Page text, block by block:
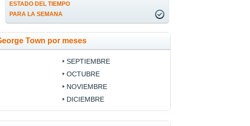
ESTADO DEL TIEMPO
PARA LA SEMANA
Town por meses
SEPTIEMBRE
OCTUBRE
NOVIEMBRE
DICIEMBRE